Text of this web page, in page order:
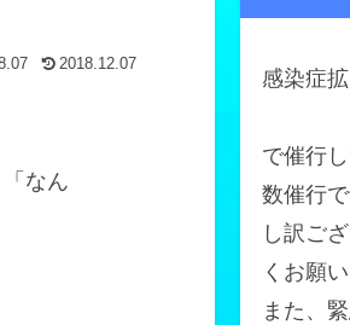
2018.12.07
なん
感染症
で催行
数催行
し訳ご
くお願
また、